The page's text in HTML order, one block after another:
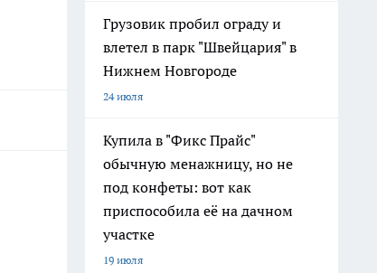
Грузовик пробил ограду и
влетел в парк "Швейцария" в
Нижнем Новгороде
24 июля
Купила в "Фикс Прайс"
обычную менажницу, но не
под конфеты: вот как
приспособила её на дачном
участке
19 июля